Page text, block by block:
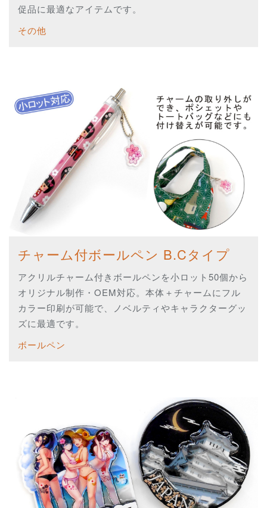
促品に最適なアイテムです。
その他
チャーム付ボールペン B.Cタイプ
アクリルチャーム付きボールペンを小ロット50個から
オリジナル制作・OEM対応。本体＋チャームにフル
カラー印刷が可能で、ノベルティやキャラクターグッ
ズに最適です。
ボールペン